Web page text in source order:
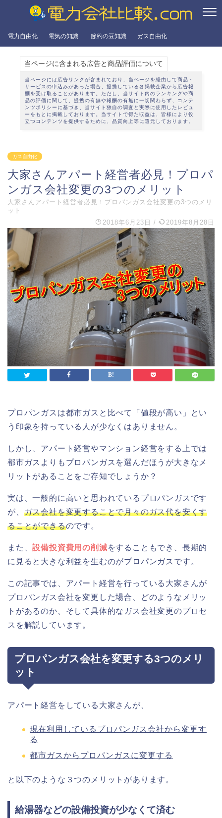
電力自由化 電気の知識 節約の豆知識 ガス自由化
当ページに含まれる広告と商品評価について
当ページには広告リンクが含まれており、当ページを経由して商品・
サービスの申込みがあった場合、提携している各掲載企業から広告報
酬を受け取ることがあります。ただし、当サイト内のランキングや商
品の評価に関して、提携の有無や報酬の有無に一切関わらず、 コンテ
ンツポリシー に基づき、当サイト独自の調査と実際に使用したレビュ
ーをもとに掲載しております。当サイトで得た収益は、皆様により役
立つコンテンツを提供するために、品質向上等に還元しております。
ガス自由化
大家さんアパート経営者必見！プロパ
ンガス会社変更の3つのメリット
大家さんアパート経営者必見！プロパンガス会社変更の3つのメリ
ット
2018年6月23日 / 2019年8月28日
プロパンガスは都市ガスと比べて「値段が高い」とい
う印象を持っている人が少なくはありません。
しかし、アパート経営やマンション経営をする上では
都市ガスよりもプロパンガスを選んだほうが大きなメ
リットがあることをご存知でしょうか？
実は、一般的に高いと思われているプロパンガスです
が、 ガス会社を変更することで月々のガス代を安くす
ることができるのです。
また、設備投資費用の削減をすることもでき、長期的
に見ると大きな利益を生むのがプロパンガスです。
この記事では、アパート経営を行っている大家さんが
プロパンガス会社を変更した場合、どのようなメリッ
トがあるのか、そして具体的なガス会社変更のプロセ
スを解説しています。
プロパンガス会社を変更する3つのメリ
ット
アパート経営をしている大家さんが、
現在利用しているプロパンガス会社から変更す
る
都市ガスからプロパンガスに変更する
と以下のような３つのメリットがあります。
給湯器などの設備投資が少なくて済む